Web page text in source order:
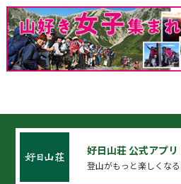
好日山荘 公式アプリ
登山がもっと楽しくな